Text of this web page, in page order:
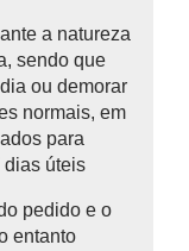
a natureza
sendo que
ou demorar
normais, em
para
dias úteis
pedido e o
entanto